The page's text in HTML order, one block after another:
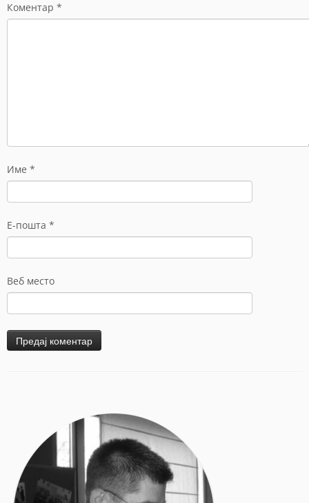
Коментар *
Име *
Е-пошта *
Веб место